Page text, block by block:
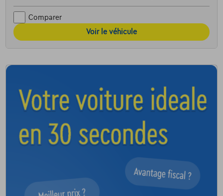
Comparer
Voir le véhicule